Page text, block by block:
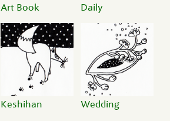
Art Book Daily
Keshihan Wedding